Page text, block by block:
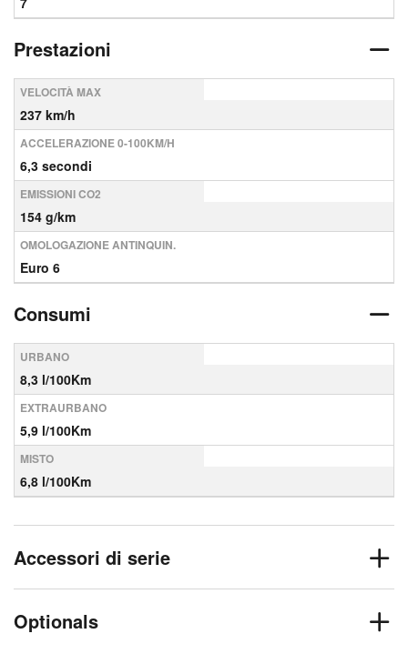
Prestazioni
VELOCITÀ MAX
237 km/h
ACCELERAZIONE 0-100KM/H
6,3 secondi
EMISSIONI CO2
154 g/km
OMOLOGAZIONE ANTINQUIN.
Euro 6
Consumi
URBANO
8,3 l/100Km
EXTRAURBANO
5,9 l/100Km
MISTO
6,8 l/100Km
Accessori di serie
Optionals